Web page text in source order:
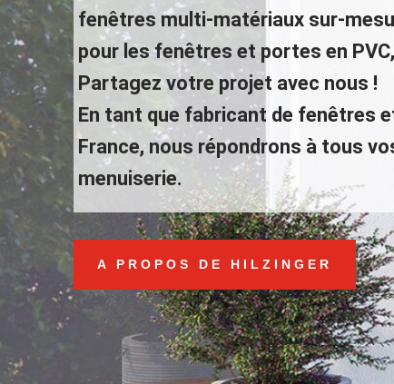
fenêtres multi-matériaux sur-
pour les fenêtres et portes en
Partagez votre projet avec nous !
En tant que fabricant de fenêtres
France, nous répondrons à tous
menuiserie.
A PROPOS DE HILZINGER